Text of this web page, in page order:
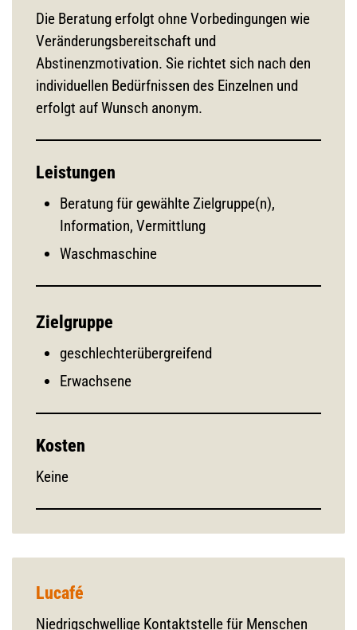
Die Beratung erfolgt ohne Vorbedingungen wie
Veränderungsbereitschaft und
Abstinenzmotivation. Sie richtet sich nach den
individuellen Bedürfnissen des Einzelnen und
erfolgt auf Wunsch anonym.
Leistungen
Beratung für gewählte Zielgruppe(n),
Information, Vermittlung
Waschmaschine
Zielgruppe
geschlechterübergreifend
Erwachsene
Kosten
Keine
Lucafé
Niedrigschwellige Kontaktstelle für Menschen